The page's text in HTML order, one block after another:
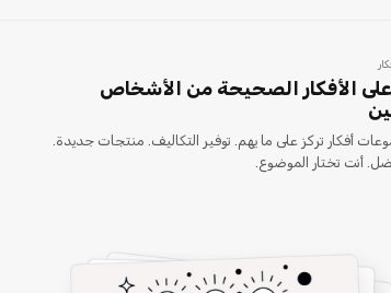
الأفكار الصحيحة من الأشخاص
أفكار تركز على ما يهم. توفير التكاليف. منتجات جديدة.
أنت تختار الموضوع.